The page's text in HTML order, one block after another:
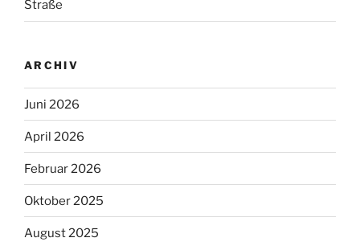
Straße
ARCHIV
Juni 2026
April 2026
Februar 2026
Oktober 2025
August 2025